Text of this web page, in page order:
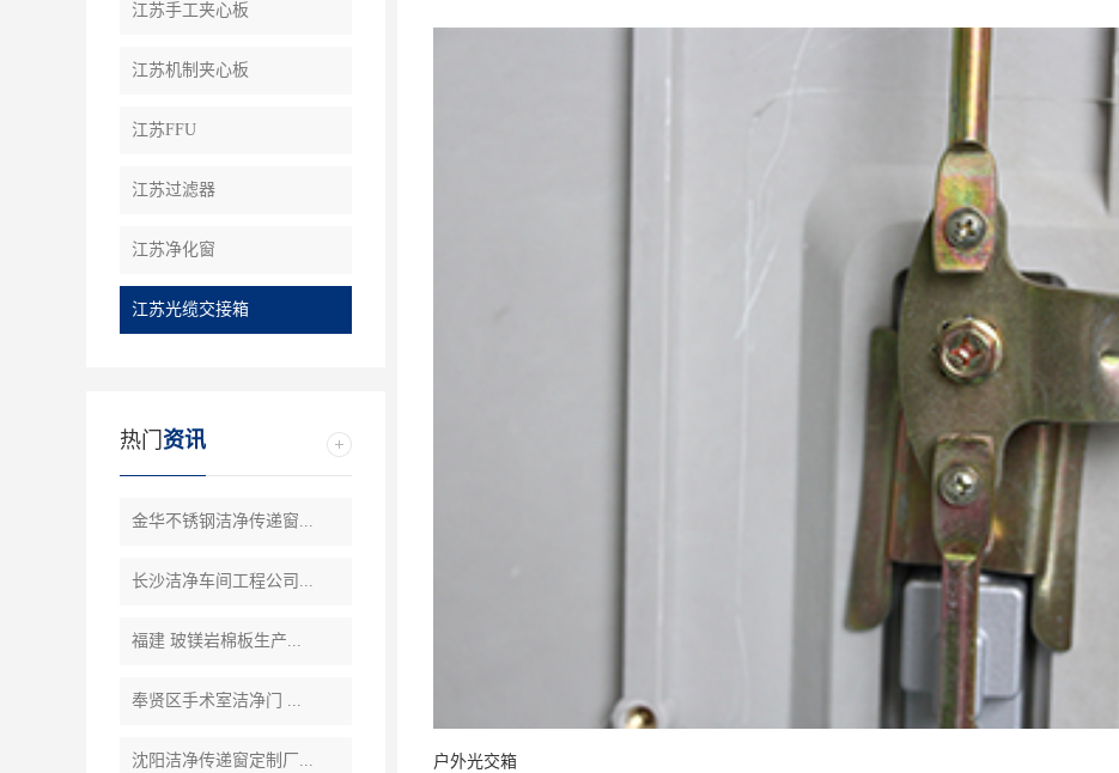
户外光交箱
江苏手工夹心板
江苏机制夹心板
江苏FFU
江苏过滤器
江苏净化窗
江苏光缆交接箱
热门 资讯
金华不锈钢洁净传递窗...
长沙洁净车间工程公司...
福建 玻镁岩棉板生产...
奉贤区手术室洁净门 ...
沈阳洁净传递窗定制厂...